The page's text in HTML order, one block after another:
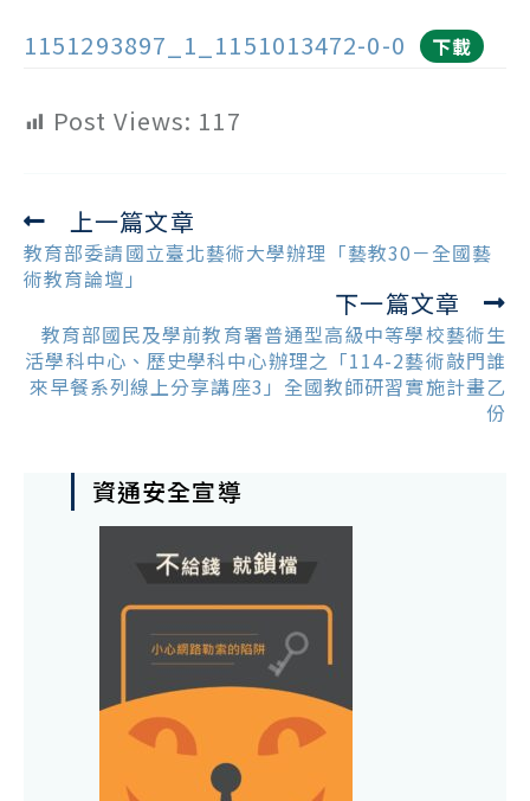
1151293897_1_1151013472-0-0
下載
Post Views: 117
Read
more
articles
上一篇文章
教育部委請國立臺北藝術大學辦理「藝教30－全國藝
術教育論壇」
下一篇文章
教育部國民及學前教育署普通型高級中等學校藝術生
活學科中心、歷史學科中心辦理之「114-2藝術敲門誰
來早餐系列線上分享講座3」全國教師研習實施計畫乙
份
資通安全宣導